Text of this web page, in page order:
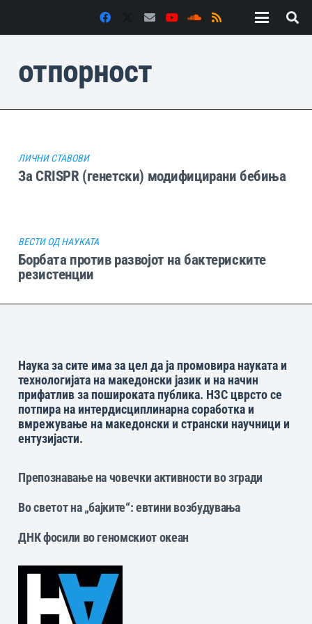
отпорност
ЛИЧНИ СТАВОВИ
За CRISPR (генетски) модифицирани бебиња
ВЕСТИ ОД НАУКАТА
Борбата против развојот на бактериските
резистенции
Наука за сите има за цел да ја промовира науката и
технологијата на македонски јазик и на начин
прифатлив за пошироката публика. НЗС цврсто се
потпира на интердисциплинарна соработка и
вмрежување на македонски и странски научници и
ентузијасти.
Препознавање на човечки активности во згради
Во светот на „бајките“: eвтини возбудувања
ДНК фосили во геномскиот океан